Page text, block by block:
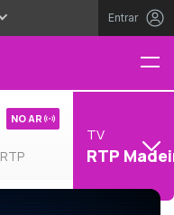
Entrar
NO AR
TV
RTP